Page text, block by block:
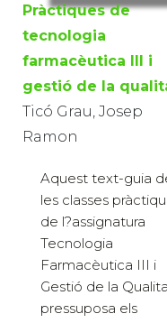
Pràctiques de
tecnologia
farmacèutica III i
gestió de la
Ticó Grau, Josep
Ramon
Aquest text-guia
les classes
de l?assignatura
Tecnologia
Farmacèutica III i
Gestió de la
pressuposa els